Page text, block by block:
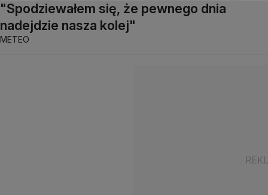
"Spodziewałem się, że pewnego dnia
nadejdzie nasza kolej"
METEO